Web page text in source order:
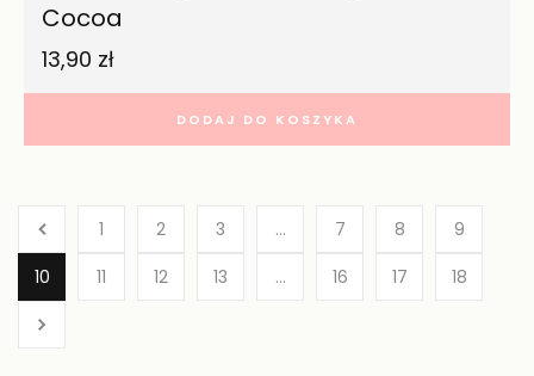
Cocoa
13,90 zł
DODAJ DO KOSZYKA
1 2 3 … 7 8
9
10
11 12 13 … 16 17 18